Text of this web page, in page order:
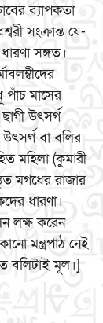
ব্যাপকতা
সংক্রান্ত যে-
সঙ্গত।
মাসের
উৎসর্গ
বা বলির
মহিলা (কুমারী
মগধের রাজার
ধারণা।
লক্ষ করেন
মন্ত্রপাঠ নেই
বলিটাই মূল।]